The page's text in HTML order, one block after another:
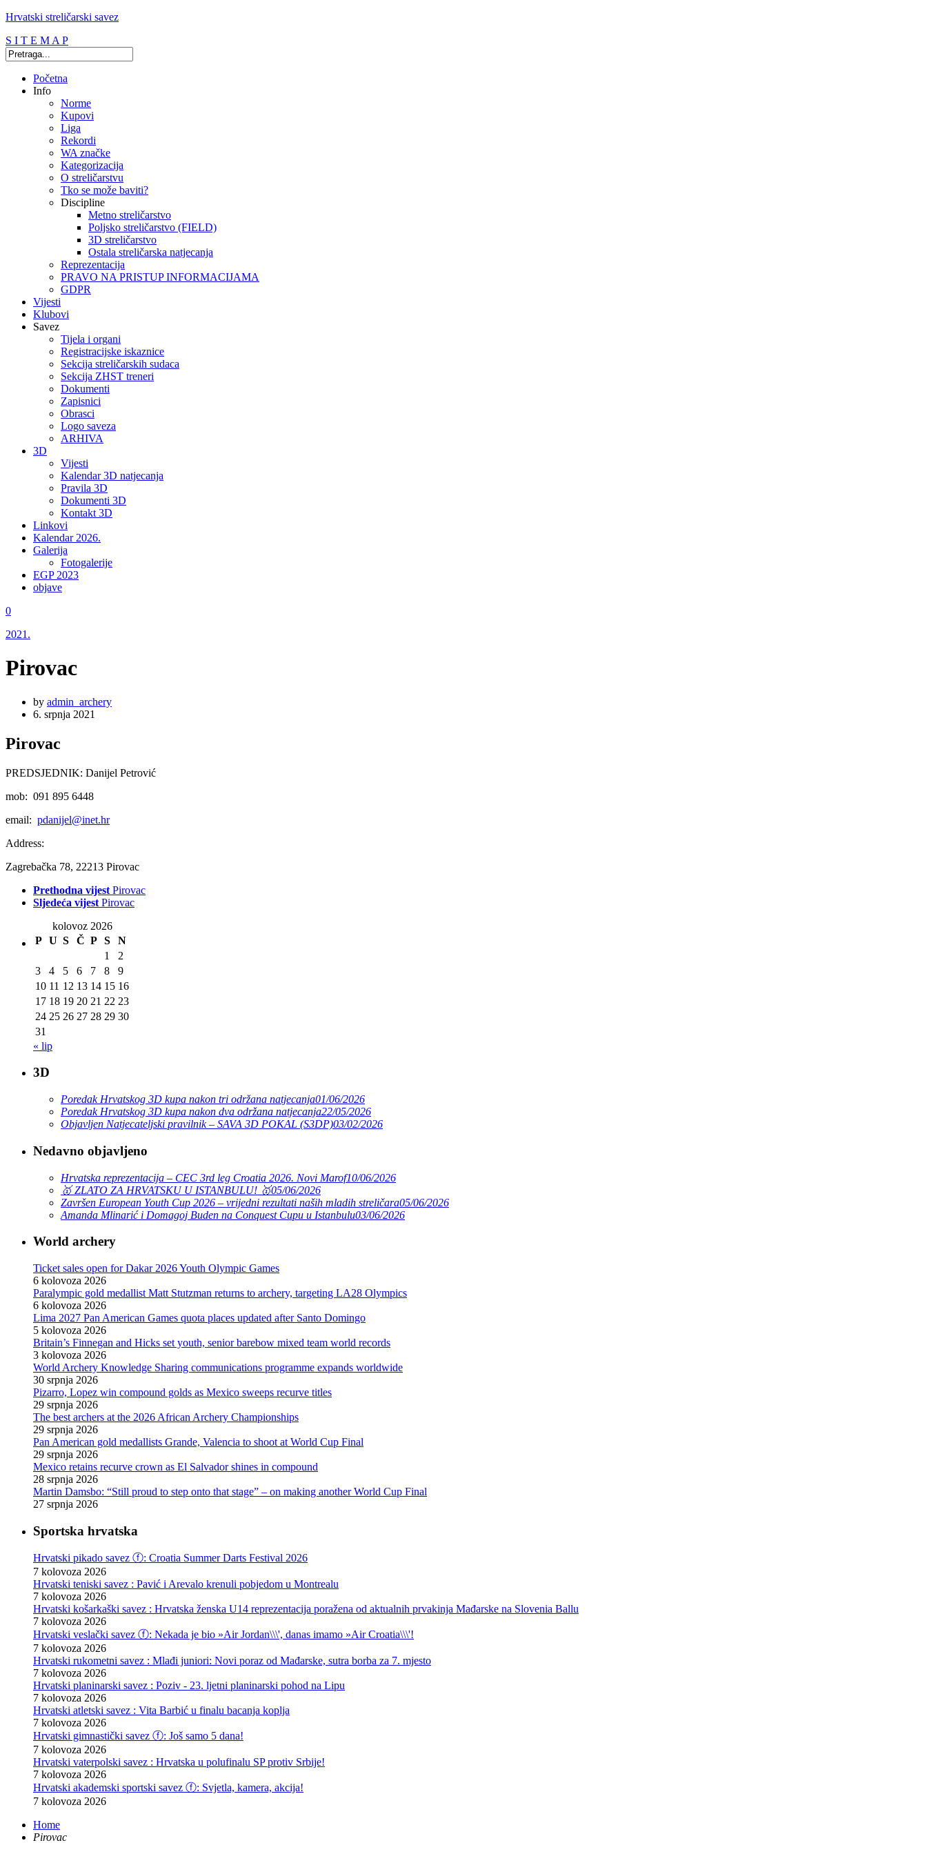
Hrvatski streličarski savez
S I T E M A P
Početna
Info
Norme
Kupovi
Liga
Rekordi
WA značke
Kategorizacija
O streličarstvu
Tko se može baviti?
Discipline
Metno streličarstvo
Poljsko streličarstvo (FIELD)
3D streličarstvo
Ostala streličarska natjecanja
Reprezentacija
PRAVO NA PRISTUP INFORMACIJAMA
GDPR
Vijesti
Klubovi
Savez
Tijela i organi
Registracijske iskaznice
Sekcija streličarskih sudaca
Sekcija ZHST treneri
Dokumenti
Zapisnici
Obrasci
Logo saveza
ARHIVA
3D
Vijesti
Kalendar 3D natjecanja
Pravila 3D
Dokumenti 3D
Kontakt 3D
Linkovi
Kalendar 2026.
Galerija
Fotogalerije
EGP 2023
objave
0
2021.
Pirovac
by admin_archery
6. srpnja 2021
Pirovac
PREDSJEDNIK: Danijel Petrović
mob: 091 895 6448
email: pdanijel@inet.hr
Address:
Zagrebačka 78, 22213 Pirovac
Prethodna vijest Pirovac
Sljedeća vijest Pirovac
kolovoz 2026
P U S Č P S
N
1
2
3
4 5 6 7 8
9
10 11 12 13 14 15 16
17 18 19 20 21 22 23
24 25 26 27 28 29 30
31
« lip
3D
Poredak Hrvatskog 3D kupa nakon tri održana natjecanja01/06/2026
Poredak Hrvatskog 3D kupa nakon dva održana natjecanja22/05/2026
Objavljen Natjecateljski pravilnik – SAVA 3D POKAL (S3DP)03/02/2026
Nedavno objavljeno
Hrvatska reprezentacija – CEC 3rd leg Croatia 2026. Novi Marof10/06/2026
🥇 ZLATO ZA HRVATSKU U ISTANBULU! 🥇05/06/2026
Završen European Youth Cup 2026 – vrijedni rezultati naših mladih streličara05/06/2026
Amanda Mlinarić i Domagoj Buden na Conquest Cupu u Istanbulu03/06/2026
World archery
Ticket sales open for Dakar 2026 Youth Olympic Games
6 kolovoza 2026
Paralympic gold medallist Matt Stutzman returns to archery, targeting LA28 Olympics
6 kolovoza 2026
Lima 2027 Pan American Games quota places updated after Santo Domingo
5 kolovoza 2026
Britain’s Finnegan and Hicks set youth, senior barebow mixed team world records
3 kolovoza 2026
World Archery Knowledge Sharing communications programme expands worldwide
30 srpnja 2026
Pizarro, Lopez win compound golds as Mexico sweeps recurve titles
29 srpnja 2026
The best archers at the 2026 African Archery Championships
29 srpnja 2026
Pan American gold medallists Grande, Valencia to shoot at World Cup Final
29 srpnja 2026
Mexico retains recurve crown as El Salvador shines in compound
28 srpnja 2026
Martin Damsbo: “Still proud to step onto that stage” – on making another World Cup Final
27 srpnja 2026
Sportska hrvatska
Hrvatski pikado savez ⓕ: Croatia Summer Darts Festival 2026
7 kolovoza 2026
Hrvatski teniski savez : Pavić i Arevalo krenuli pobjedom u Montrealu
7 kolovoza 2026
Hrvatski košarkaški savez : Hrvatska ženska U14 reprezentacija poražena od aktualnih prvakinja Mađarske na Slovenia Ballu
7 kolovoza 2026
Hrvatski veslački savez ⓕ: Nekada je bio »Air Jordan\\\', danas imamo »Air Croatia\\\'!
7 kolovoza 2026
Hrvatski rukometni savez : Mlađi juniori: Novi poraz od Mađarske, sutra borba za 7. mjesto
7 kolovoza 2026
Hrvatski planinarski savez : Poziv - 23. ljetni planinarski pohod na Lipu
7 kolovoza 2026
Hrvatski atletski savez : Vita Barbić u finalu bacanja koplja
7 kolovoza 2026
Hrvatski gimnastički savez ⓕ: Još samo 5 dana!
7 kolovoza 2026
Hrvatski vaterpolski savez : Hrvatska u polufinalu SP protiv Srbije!
7 kolovoza 2026
Hrvatski akademski sportski savez ⓕ: Svjetla, kamera, akcija!
7 kolovoza 2026
Home
Pirovac